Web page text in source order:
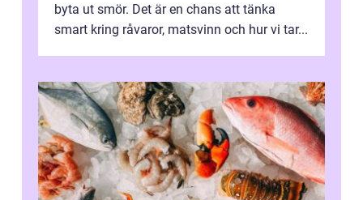
byta ut smör. Det är en chans att tänka
smart kring råvaror, matsvinn och hur vi tar...